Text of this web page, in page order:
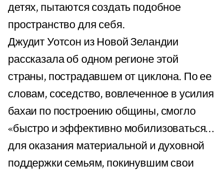
детях, пытаются создать подобное
пространство для себя.
Джудит Уотсон из Новой Зеландии
рассказала об одном регионе этой
страны, пострадавшем от циклона. По ее
словам, соседство, вовлеченное в усилия
бахаи по построению общины, смогло
«быстро и эффективно мобилизоваться…
для оказания материальной и духовной
поддержки семьям, покинувшим свои